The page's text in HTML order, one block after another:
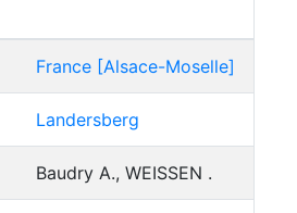
France [Alsace-Moselle]
Landersberg
Baudry A., WEISSEN .